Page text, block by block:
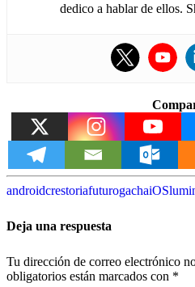
dedico a hablar de ellos.
androidcrestoriafuturogachaiOS
Deja una respuesta
Tu dirección de correo electrónico
obligatorios están marcados con *